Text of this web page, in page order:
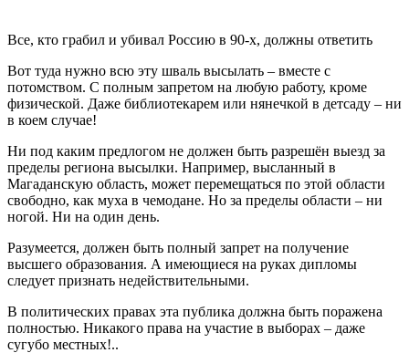
Все, кто грабил и убивал Россию в 90-х, должны ответить
Вот туда нужно всю эту шваль высылать – вместе с
потомством. С полным запретом на любую работу, кроме
физической. Даже библиотекарем или нянечкой в детсаду – ни
в коем случае!
Ни под каким предлогом не должен быть разрешён выезд за
пределы региона высылки. Например, высланный в
Магаданскую область, может перемещаться по этой области
свободно, как муха в чемодане. Но за пределы области – ни
ногой. Ни на один день.
Разумеется, должен быть полный запрет на получение
высшего образования. А имеющиеся на руках дипломы
следует признать недействительными.
В политических правах эта публика должна быть поражена
полностью. Никакого права на участие в выборах – даже
сугубо местных!..